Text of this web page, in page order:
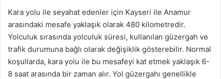
Kara yolu ile seyahat edenler için Kayseri ile Anamur
arasındaki mesafe yaklaşık olarak 480 kilometredir.
Yolculuk sırasında yolculuk süresi, kullanılan güzergah ve
trafik durumuna bağlı olarak değişiklik gösterebilir. Normal
koşullarda, kara yolu ile bu mesafeyi kat etmek yaklaşık 6-
8 saat arasında bir zaman alır. Yol güzergahı genellikle